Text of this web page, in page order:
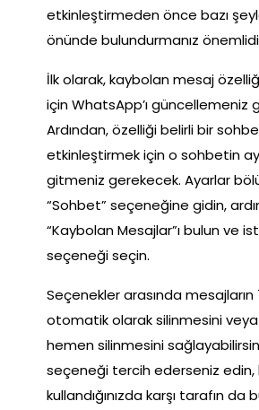
etkinleştirmeden önce bazı
önünde bulundurmanız
İlk olarak, kaybolan mesaj
için WhatsApp’ı güncellemeniz
Ardından, özelliği belirli bir
etkinleştirmek için o sohbetin
gitmeniz gerekecek. Ayarlar
“Sohbet” seçeneğine gidin,
“Kaybolan Mesajlar”ı bulun ve
seçeneği seçin.
Seçenekler arasında
otomatik olarak silinmesini veya
hemen silinmesini
seçeneği tercih ederseniz edin,
kullandığınızda karşı tarafın da